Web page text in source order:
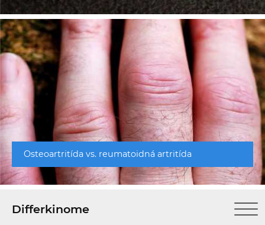
Osteoartritída vs. reumatoidná artritída
Differkinome